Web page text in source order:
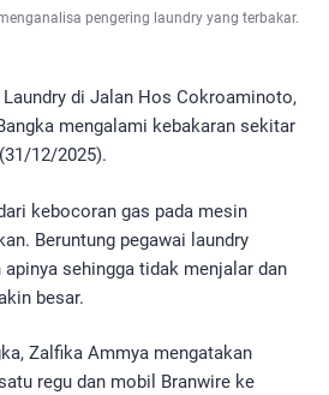
pengering laundry yang terbakar.
di Jalan Hos Cokroaminoto,
mengalami kebakaran sekitar
12/2025).
kebocoran gas pada mesin
Beruntung pegawai laundry
sehingga tidak menjalar dan
besar.
Zalfika Ammya mengatakan
regu dan mobil Branwire ke